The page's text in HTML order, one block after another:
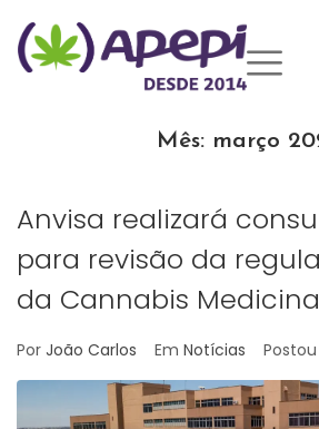
Mês: março
Anvisa realizará
para revisão da
da Cannabis
Por João Carlos Em Notícias Postou